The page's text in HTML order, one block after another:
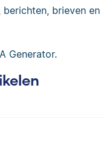
brieven en
Generator.